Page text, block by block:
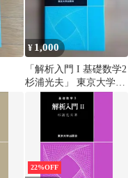
¥ 1,000
「解析入門 I 基礎数学2
杉浦光夫」 東京大学出
版会
22%OFF